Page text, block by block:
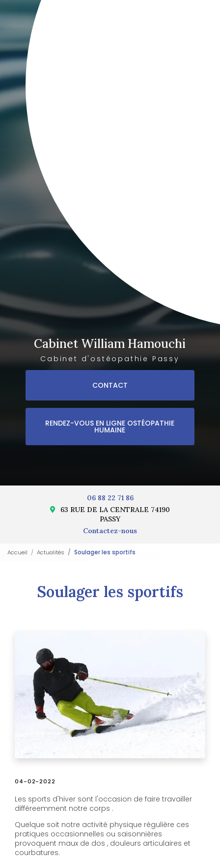
Cabinet William Hamouchi
Cabinet d'ostéopathie Passy
CONTACT
RENDEZ-VOUS EN LIGNE OSTÉOPATHIE
HUMAINE
06 88 22 71 86
63 RUE DE LA CENTRALE 74190
PASSY
Contactez-nous
Accueil Actualités Soulager les sportifs
Soulager les sportifs
04-02-2022
Les sports d'hiver sont l'occasion de faire travailler
différeemment notre corps .
Quelque soit notre activité physique régulière ces
pratiques occasionnelles ou saisonnières
provoquent maux de dos , douleurs articulaires et
courbatures.